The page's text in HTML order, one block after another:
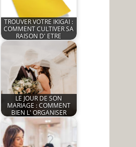
TROUVER VOTRE IKIGAI :
COMMENT CULTIVER SA
RAISON D' ETRE
by
5 November 2024
LE JOUR DE SON
MARIAGE : COMMENT
BIEN L' ORGANISER
by
JeunInfo.J.l.